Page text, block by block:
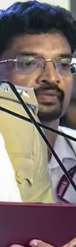
Rabindranath Tagore Death Anniversary : राष्ट्रपति नहीं, नेताओं ने दी श्रद्धांजलि, ओम बिड़ला से योगी तक ने किया नमन